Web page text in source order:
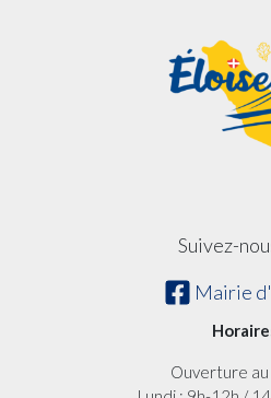
Suivez-
Mairie
Ouverture au